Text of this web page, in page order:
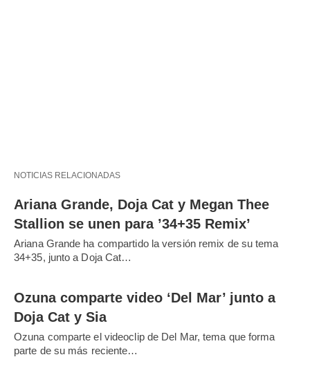
NOTICIAS RELACIONADAS
Ariana Grande, Doja Cat y Megan Thee
Stallion se unen para ’34+35 Remix’
Ariana Grande ha compartido la versión remix de su tema
34+35, junto a Doja Cat…
Ozuna comparte video ‘Del Mar’ junto a
Doja Cat y Sia
Ozuna comparte el videoclip de Del Mar, tema que forma
parte de su más reciente…